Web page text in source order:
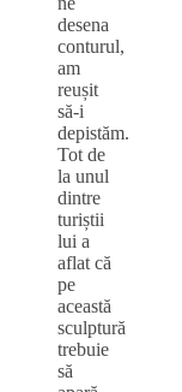
desena
conturul,
am
reușit
să-i
depistăm.
Tot de
la unul
dintre
turiștii
lui a
aflat că
pe
această
sculptură
trebuie
să